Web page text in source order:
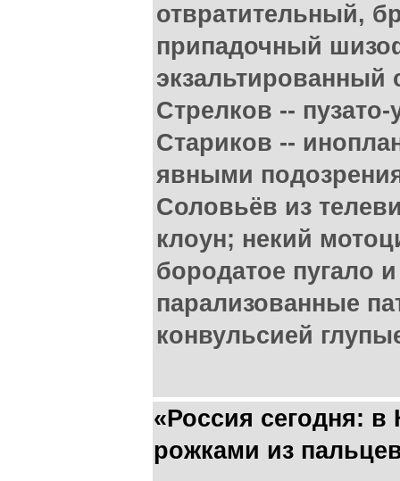
отвратительный,
припадочный
экзальтированный
Стрелков -- пузато-
Стариков --
явными
Соловьёв из
клоун; некий
бородатое пугало
парализованные
конвульсией
«Россия сегодня:
рожками из